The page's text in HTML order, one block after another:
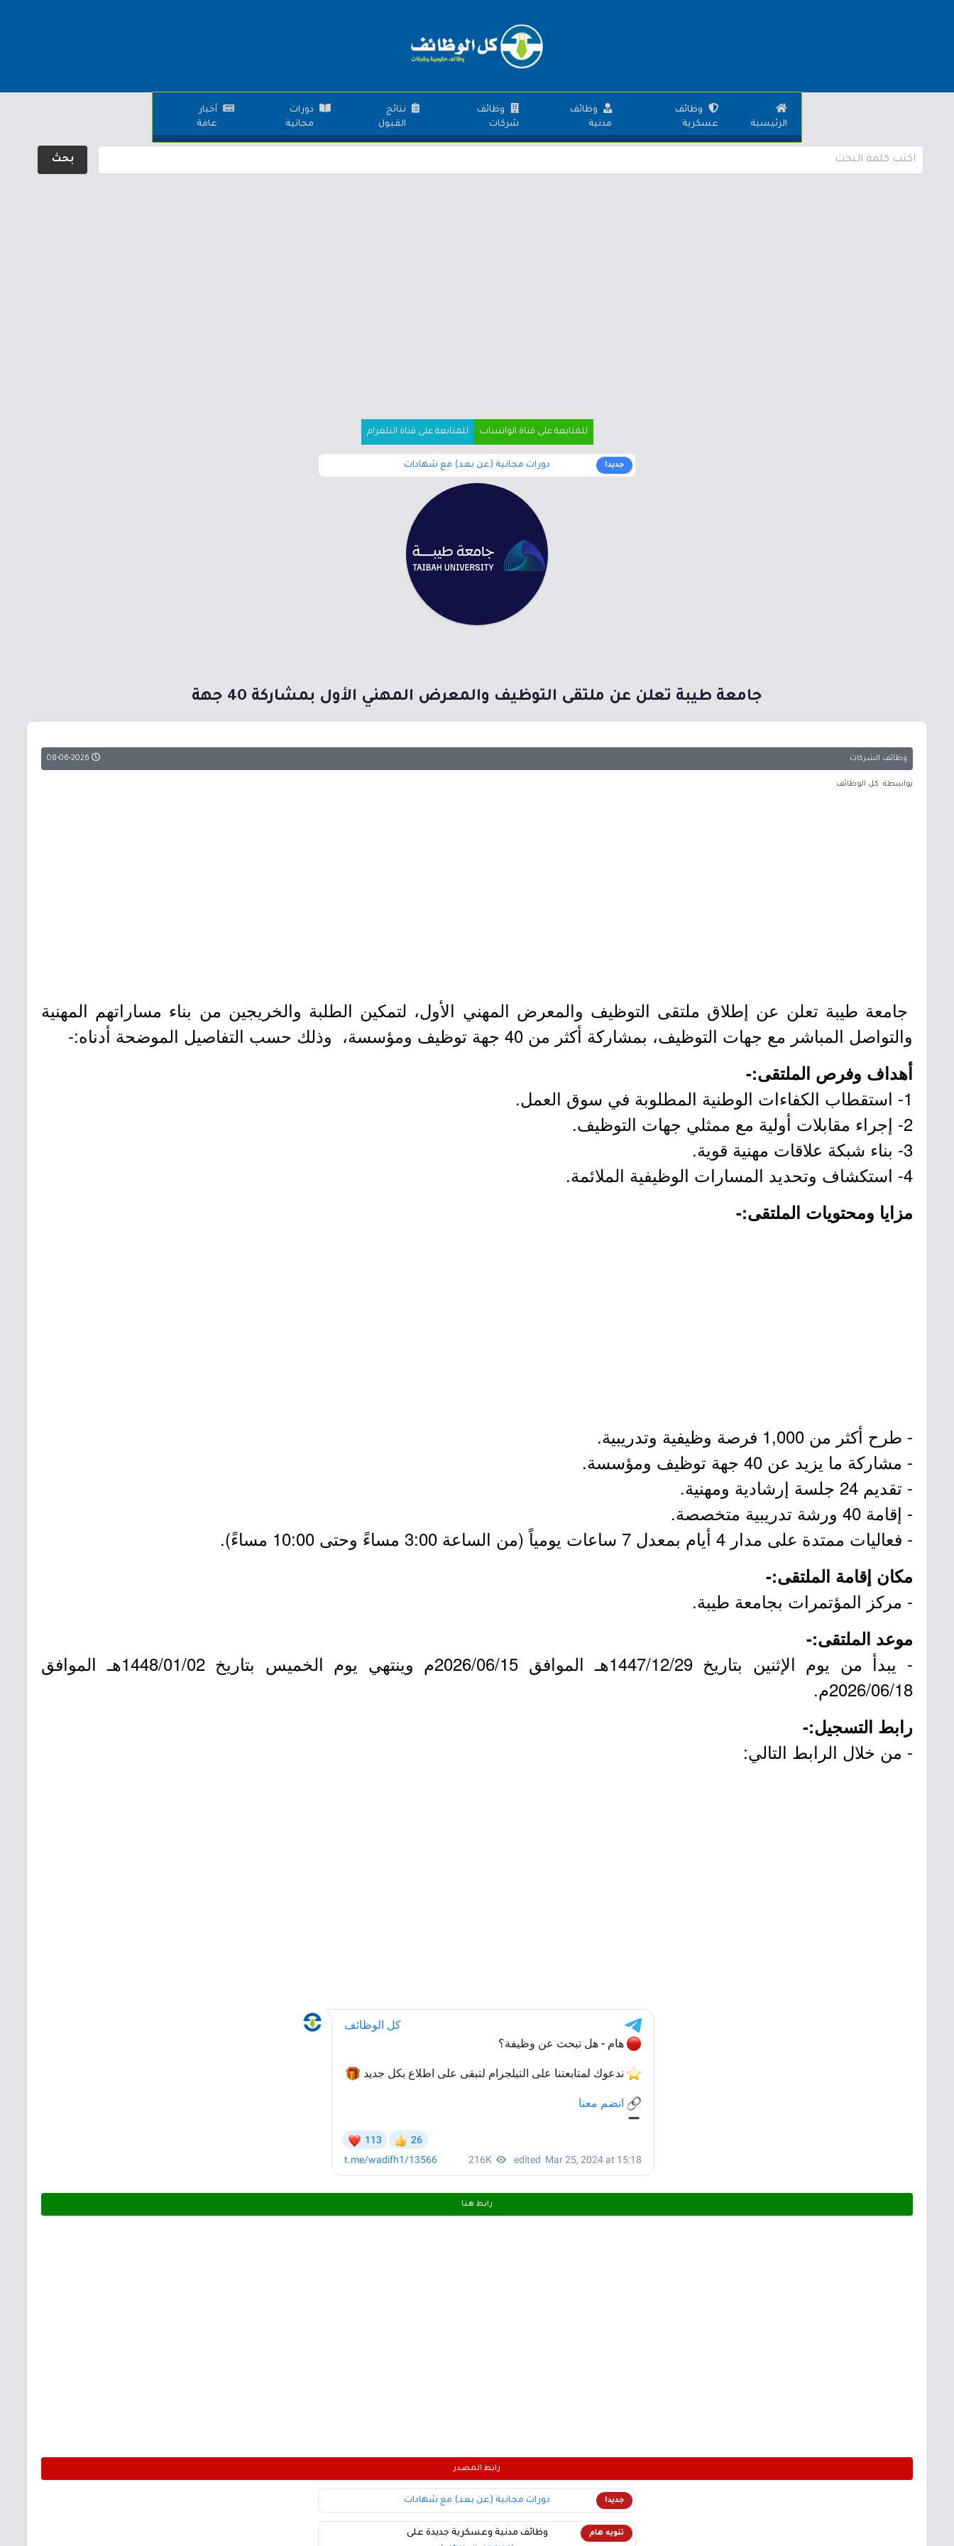
الرئيسية
وظائف
عسكرية
وظائف
مدنية
وظائف
شركات
نتائج
القبول
دورات
مجانية
أخبار
عامة
بحث
للمتابعة على قناة الواتساب للمتابعة على قناة التلغرام
جديد! دورات مجانية (عن بعد) مع شهادات
جامعة طيبة تعلن عن ملتقى التوظيف والمعرض المهني الأول بمشاركة 40 جهة
وظائف الشركات
بواسطة: كل الوظائف
جامعة طيبة تعلن عن إطلاق ملتقى التوظيف والمعرض المهني الأول، لتمكين الطلبة والخريجين من بناء مساراتهم المهنية
والتواصل المباشر مع جهات التوظيف، بمشاركة أكثر من 40 جهة توظيف ومؤسسة، وذلك حسب التفاصيل الموضحة أدناه:-
أهداف وفرص الملتقى:-
1- استقطاب الكفاءات الوطنية المطلوبة في سوق العمل.
2- إجراء مقابلات أولية مع ممثلي جهات التوظيف.
3- بناء شبكة علاقات مهنية قوية.
4- استكشاف وتحديد المسارات الوظيفية الملائمة.
مزايا ومحتويات الملتقى:-
- طرح أكثر من 1,000 فرصة وظيفية وتدريبية.
- مشاركة ما يزيد عن 40 جهة توظيف ومؤسسة.
- تقديم 24 جلسة إرشادية ومهنية.
- إقامة 40 ورشة تدريبية متخصصة.
- فعاليات ممتدة على مدار 4 أيام بمعدل 7 ساعات يومياً (من الساعة 3:00 مساءً وحتى 10:00 مساءً).
مكان إقامة الملتقى:-
- مركز المؤتمرات بجامعة طيبة.
موعد الملتقى:-
- يبدأ من يوم الإثنين بتاريخ 1447/12/29هـ الموافق 2026/06/15م وينتهي يوم الخميس بتاريخ 1448/01/02هـ الموافق
2026/06/18م.
رابط التسجيل:-
- من خلال الرابط التالي:
رابط هـنـا
رابط المصدر
جديد! دورات مجانية (عن بعد) مع شهادات
تنويه هام
وظائف مدنية وعسكرية جديدة على